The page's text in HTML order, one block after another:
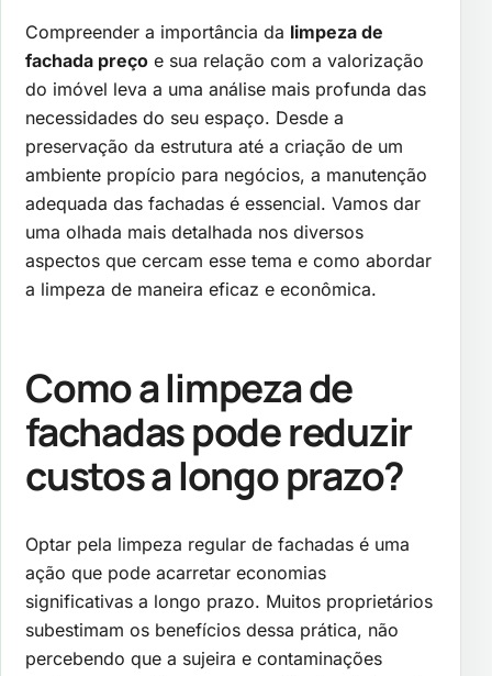
Compreender a importância da limpeza de
fachada preço e sua relação com a valorização
do imóvel leva a uma análise mais profunda das
necessidades do seu espaço. Desde a
preservação da estrutura até a criação de um
ambiente propício para negócios, a manutenção
adequada das fachadas é essencial. Vamos dar
uma olhada mais detalhada nos diversos
aspectos que cercam esse tema e como abordar
a limpeza de maneira eficaz e econômica.
Como a limpeza de
fachadas pode reduzir
custos a longo prazo?
Optar pela limpeza regular de fachadas é uma
ação que pode acarretar economias
significativas a longo prazo. Muitos proprietários
subestimam os benefícios dessa prática, não
percebendo que a sujeira e contaminações